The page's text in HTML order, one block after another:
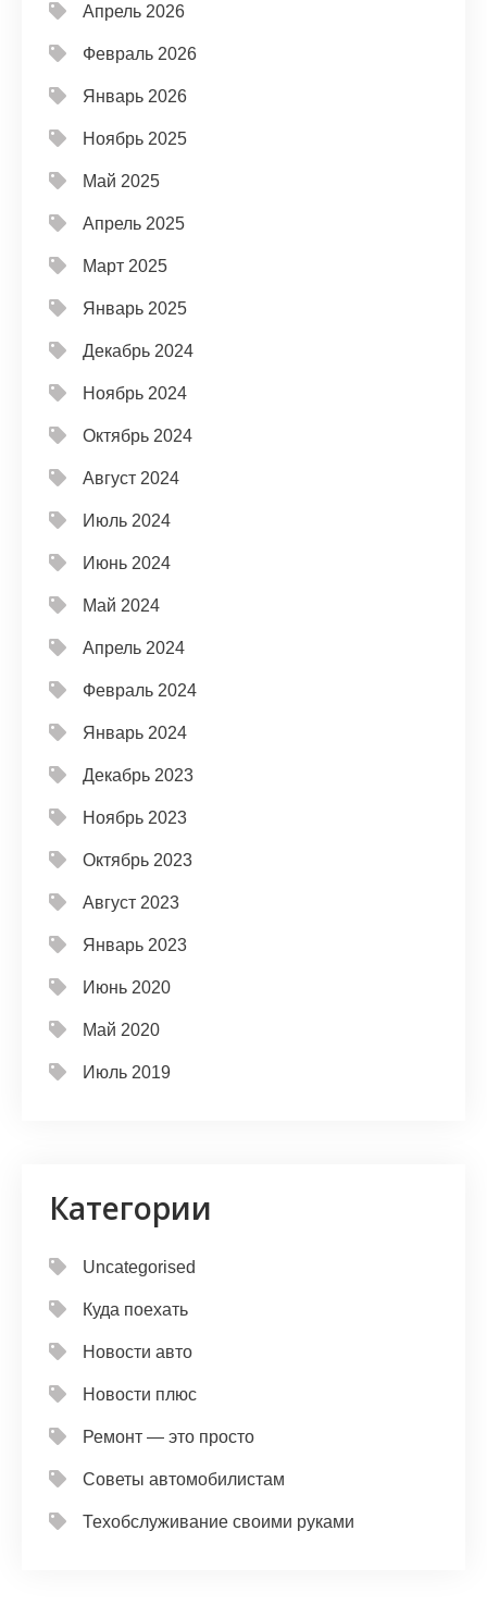
Апрель 2026
Февраль 2026
Январь 2026
Ноябрь 2025
Май 2025
Апрель 2025
Март 2025
Январь 2025
Декабрь 2024
Ноябрь 2024
Октябрь 2024
Август 2024
Июль 2024
Июнь 2024
Май 2024
Апрель 2024
Февраль 2024
Январь 2024
Декабрь 2023
Ноябрь 2023
Октябрь 2023
Август 2023
Январь 2023
Июнь 2020
Май 2020
Июль 2019
Категории
Uncategorised
Куда поехать
Новости авто
Новости плюс
Ремонт — это просто
Советы автомобилистам
Техобслуживание своими руками